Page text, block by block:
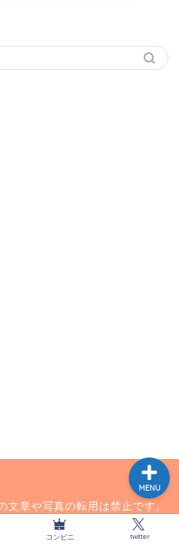
文章や写真の転用は禁止です。
試算で算出した金額を請求させ
イトの情報は更新日時時点での
コンビニ twitter
MENU